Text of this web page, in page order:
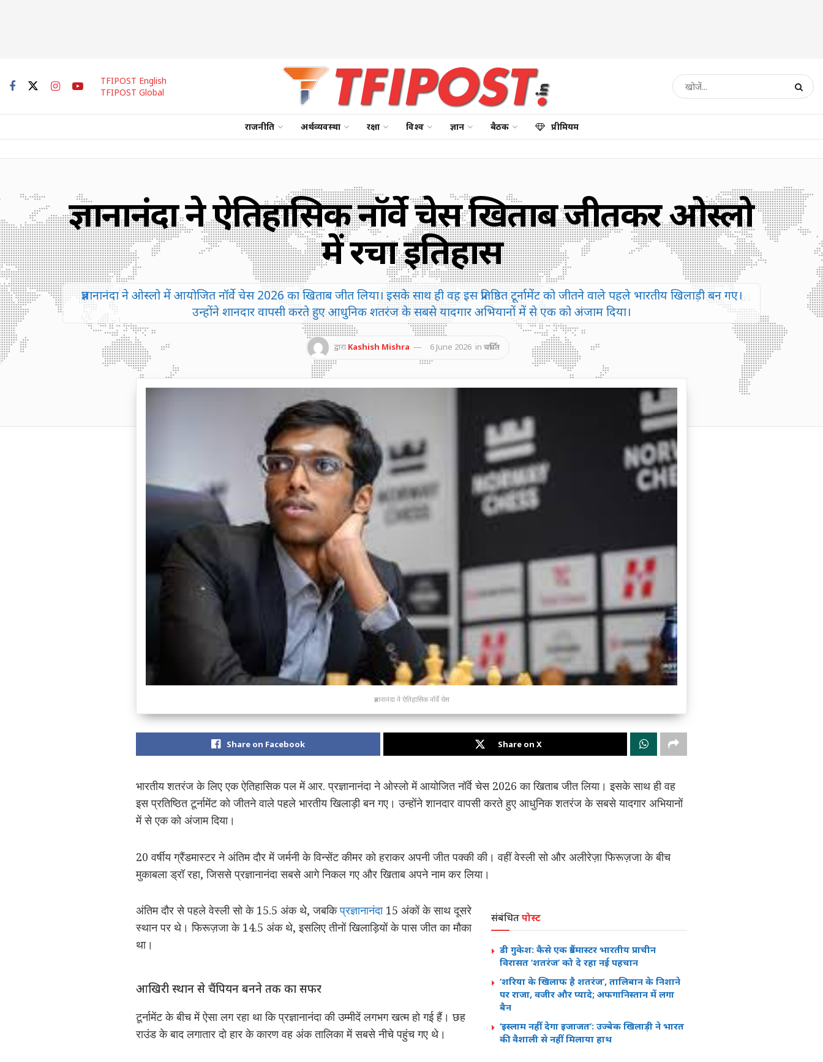
TFIPOST English
TFIPOST Global
राजनीति अर्थव्यवस्था रक्षा विश्व ज्ञान बैठक प्रीमियम
प्रज्ञानानंदा ने ऐतिहासिक नॉर्वे चेस खिताब जीतकर ओस्लो
में रचा इतिहास
प्रज्ञानानंदा ने ओस्लो में आयोजित नॉर्वे चेस 2026 का खिताब जीत लिया। इसके साथ ही वह इस प्रतिष्ठित टूर्नामेंट को जीतने वाले पहले भारतीय खिलाड़ी बन गए।
उन्होंने शानदार वापसी करते हुए आधुनिक शतरंज के सबसे यादगार अभियानों में से एक को अंजाम दिया।
द्वारा Kashish Mishra 6 June 2026 in चर्चित
प्रज्ञानानंदा ने ऐतिहासिक नॉर्वे चेस
Share on Facebook Share on X
भारतीय शतरंज के लिए एक ऐतिहासिक पल में आर. प्रज्ञानानंदा ने ओस्लो में आयोजित नॉर्वे चेस 2026 का खिताब जीत लिया। इसके साथ ही वह
इस प्रतिष्ठित टूर्नामेंट को जीतने वाले पहले भारतीय खिलाड़ी बन गए। उन्होंने शानदार वापसी करते हुए आधुनिक शतरंज के सबसे यादगार अभियानों
में से एक को अंजाम दिया।
20 वर्षीय ग्रैंडमास्टर ने अंतिम दौर में जर्मनी के विन्सेंट कीमर को हराकर अपनी जीत पक्की की। वहीं वेस्ली सो और अलीरेज़ा फिरूज़जा के बीच
मुकाबला ड्रॉ रहा, जिससे प्रज्ञानानंदा सबसे आगे निकल गए और खिताब अपने नाम कर लिया।
संबंधितपोस्ट
डी गुकेश: कैसे एक ग्रैंडमास्टर भारतीय प्राचीन
विरासत ‘शतरंज’ को दे रहा नई पहचान
‘शरिया के खिलाफ है शतरंज’, तालिबान के निशाने
पर राजा, वजीर और प्यादे; अफगानिस्तान में लगा
बैन
‘इस्लाम नहीं देगा इजाजत’: उज्बेक खिलाड़ी ने भारत
की वैशाली से नहीं मिलाया हाथ
अंतिम दौर से पहले वेस्ली सो के 15.5 अंक थे, जबकिप्रज्ञानानंदा15 अंकों के साथ दूसरे
स्थान पर थे। फिरूज़जा के 14.5 अंक थे, इसलिए तीनों खिलाड़ियों के पास जीत का मौका
था।
आखिरी स्थान से चैंपियन बनने तक का सफर
टूर्नामेंट के बीच में ऐसा लग रहा था कि प्रज्ञानानंदा की उम्मीदें लगभग खत्म हो गई हैं। छह
राउंड के बाद लगातार दो हार के कारण वह अंक तालिका में सबसे नीचे पहुंच गए थे।